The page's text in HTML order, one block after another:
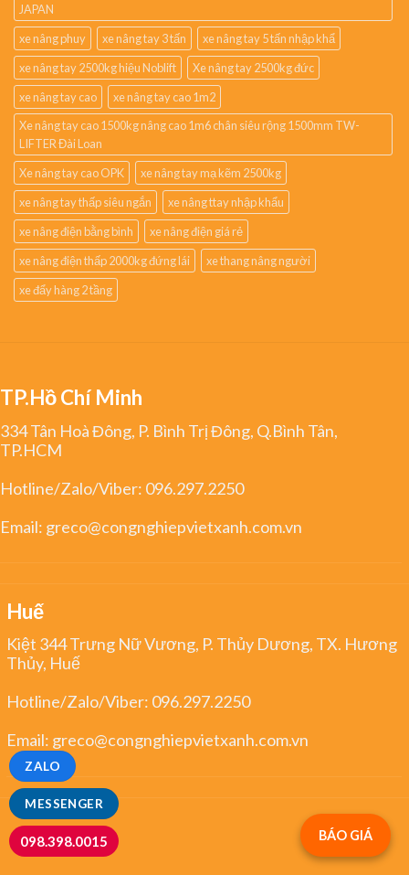
MESSENGER
ZALO
098.398.0015
JAPAN
xe nâng phuy
xe nâng tay 3 tấn
xe nâng tay 5 tấn nhập khẩ
xe nâng tay 2500kg hiệu Noblift
Xe nâng tay 2500kg đức
xe nâng tay cao
xe nâng tay cao 1m2
Xe nâng tay cao 1500kg nâng cao 1m6 chân siêu rộng 1500mm TW-
LIFTER Đài Loan
Xe nâng tay cao OPK
xe nâng tay mạ kẽm 2500kg
xe nâng tay thấp siêu ngắn
xe nâng ttay nhập khẩu
xe nâng điện bằng bình
xe nâng điện giá rẻ
xe nâng điện thấp 2000kg đứng lái
xe thang nâng người
xe đẩy hàng 2 tầng
TP.Hồ Chí Minh
334 Tân Hoà Đông, P. Bình Trị Đông, Q.Bình Tân,
TP.HCM
Hotline/Zalo/Viber: 096.297.2250
Email: greco@congnghiepvietxanh.com.vn
Huế
Kiệt 344 Trưng Nữ Vương, P. Thủy Dương, TX. Hương
Thủy, Huế
Hotline/Zalo/Viber: 096.297.2250
Email: greco@congnghiepvietxanh.com.vn
BÁO GIÁ